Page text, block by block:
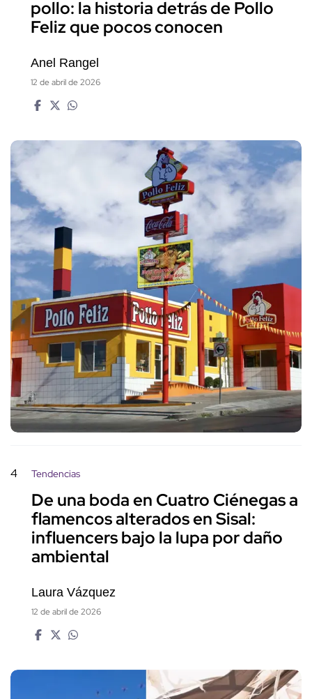
pollo: la historia detrás de Pollo
Feliz que pocos conocen
Anel Rangel
12 de abril de 2026
4 Tendencias
De una boda en Cuatro Ciénegas a
flamencos alterados en Sisal:
influencers bajo la lupa por daño
ambiental
Laura Vázquez
12 de abril de 2026